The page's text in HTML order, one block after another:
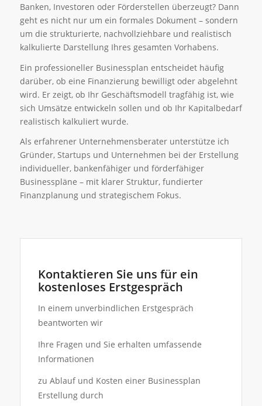
Banken, Investoren oder Förderstellen überzeugt? Dann
geht es nicht nur um ein formales Dokument – sondern
um die strukturierte, nachvollziehbare und realistisch
kalkulierte Darstellung Ihres gesamten Vorhabens.
Ein professioneller Businessplan entscheidet häufig
darüber, ob eine Finanzierung bewilligt oder abgelehnt
wird. Er zeigt, ob Ihr Geschäftsmodell tragfähig ist, wie
sich Umsätze entwickeln sollen und ob Ihr Kapitalbedarf
realistisch kalkuliert wurde.
Als erfahrener Unternehmensberater unterstütze ich
Gründer, Startups und Unternehmen bei der Erstellung
individueller, bankenfähiger und förderfähiger
Businesspläne – mit klarer Struktur, fundierter
Finanzplanung und strategischem Fokus.
Kontaktieren Sie uns für ein
kostenloses Erstgespräch
In einem unverbindlichen Erstgespräch
beantworten wir
Ihre Fragen und Sie erhalten umfassende
Informationen
zu Ablauf und Kosten einer Businessplan
Erstellung durch